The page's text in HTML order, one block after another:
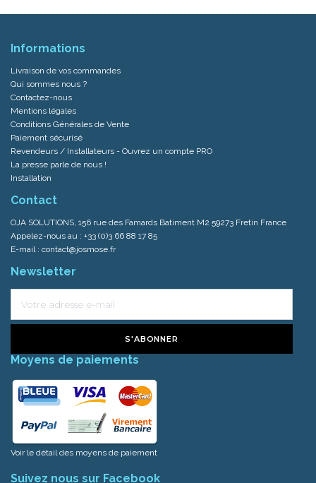
Informations
Livraison de vos commandes
Qui sommes nous ?
Contactez-nous
Mentions légales
Conditions Générales de Vente
Paiement sécurisé
Revendeurs / Installateurs - Ouvrez un compte PRO
La presse parle de nous !
Installation
Contact
OJA SOLUTIONS, 156 rue des Famards Batiment M2 59273 Fretin France
Appelez-nous au : +33 (0)3 66 88 17 85
E-mail : contact@josmose.fr
Newsletter
S'ABONNER
Moyens de paiements
Voir le détail des moyens de paiement
Suivez nous sur Facebook